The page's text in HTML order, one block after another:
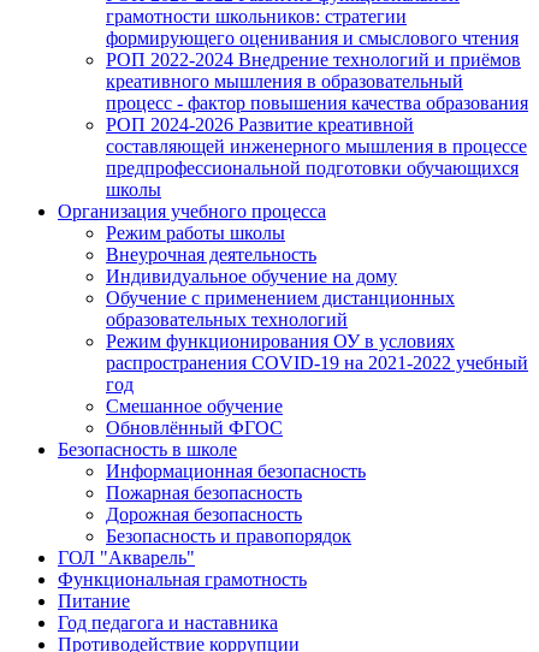
грамотности школьников: стратегии
формирующего оценивания и смыслового чтения
РОП 2022-2024 Внедрение технологий и приёмов
креативного мышления в образовательный
процесс - фактор повышения качества образования
РОП 2024-2026 Развитие креативной
составляющей инженерного мышления в процессе
предпрофессиональной подготовки обучающихся
школы
Организация учебного процесса
Режим работы школы
Внеурочная деятельность
Индивидуальное обучение на дому
Обучение с применением дистанционных
образовательных технологий
Режим функционирования ОУ в условиях
распространения COVID-19 на 2021-2022 учебный
год
Смешанное обучение
Обновлённый ФГОС
Безопасность в школе
Информационная безопасность
Пожарная безопасность
Дорожная безопасность
Безопасность и правопорядок
ГОЛ "Акварель"
Функциональная грамотность
Питание
Год педагога и наставника
Противодействие коррупции